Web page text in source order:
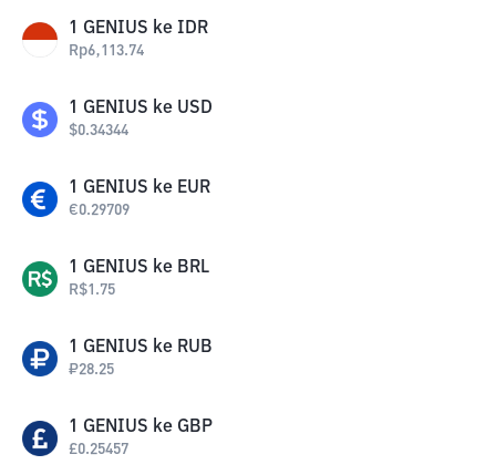
1 GENIUS ke IDR
Rp6,113.74
1 GENIUS ke USD
$0.34344
1 GENIUS ke EUR
€0.29709
1 GENIUS ke BRL
R$1.75
1 GENIUS ke RUB
₽28.25
1 GENIUS ke GBP
£0.25457